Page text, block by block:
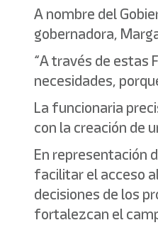
A nombre del
gobernadora,
“A través de estas
necesidades,
La funcionaria
con la creación de
En representación
facilitar el acceso
decisiones de los
fortalezcan el